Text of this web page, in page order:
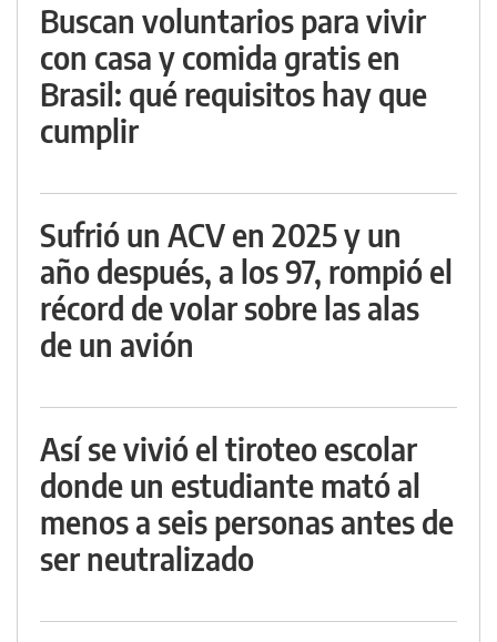
Buscan voluntarios para vivir
con casa y comida gratis en
Brasil: qué requisitos hay que
cumplir
Sufrió un ACV en 2025 y un
año después, a los 97, rompió el
récord de volar sobre las alas
de un avión
Así se vivió el tiroteo escolar
donde un estudiante mató al
menos a seis personas antes de
ser neutralizado